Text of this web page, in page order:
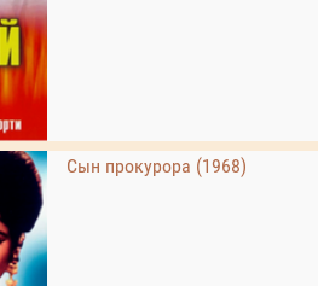
Сын прокурора (1968)